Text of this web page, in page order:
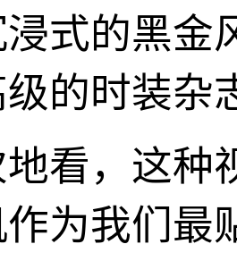
式的黑金
的时装杂
看，这种
为我们最